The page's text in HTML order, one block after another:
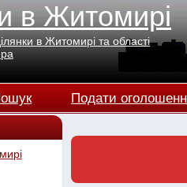
в Житомирі
в Житомирі та області
Подати